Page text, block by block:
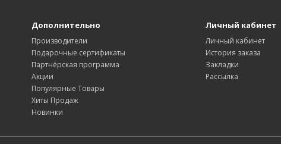
Дополнительно
Производители
Подарочные сертификаты
Партнёрская программа
Акции
Популярные Товары
Хиты Продаж
Новинки
Личный кабинет
Личный кабинет
История заказа
Закладки
Рассылка